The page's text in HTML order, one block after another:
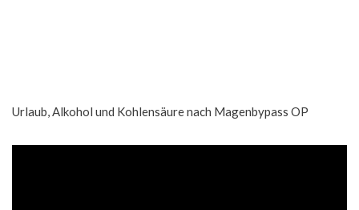
Urlaub, Alkohol und Kohlensäure nach Magenbypass OP